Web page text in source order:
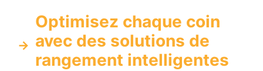
Optimisez chaque coin
avec des solutions de
rangement intelligentes